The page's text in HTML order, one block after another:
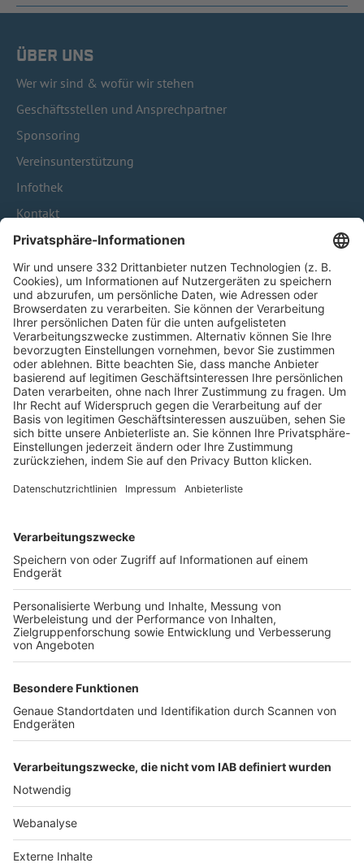
ÜBER UNS
Wer wir sind & wofür wir stehen
Geschäftsstellen und Ansprechpartner
Sponsoring
Vereinsunterstützung
Infothek
Kontakt
HÄUFIG BESUCHTE SEITEN
Pässe und Vereinswechsel
Trainerausbildung
Schulungsangebot Vereinsmitarbeiter
BFV-Geschäftsstellen
Trainerbörse
Login SpielPlus
FOLGE DEM BFV
TOP-VEREINE
TOP-PARTNER
Nutzungsbedingungen Datenschutz Impressum